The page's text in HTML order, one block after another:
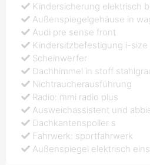
Kindersicherung elektrisch
Außenspiegelgehäuse in
Audi pre sense front
Kindersitzbefestigung i-
Scheinwerfer
Dachhimmel in stoff
Nichtraucherausführung
Radio: mmi radio plus
Ausweichassistent und
Dachkantenspoiler s
Fahrwerk: sportfahrwerk
Außenspiegel elektrisch